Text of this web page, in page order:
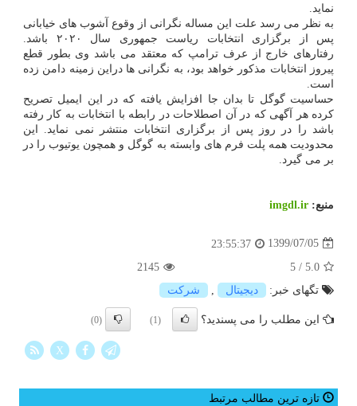
نماید.
به نظر می رسد علت این مساله نگرانی از وقوع آشوب های خیابانی
پس از برگزاری انتخابات ریاست جمهوری سال ۲۰۲۰ باشد.
رفتارهای خارج از عرف ترامپ که معتقد می باشد وی بطور قطع
پیروز انتخابات مذکور خواهد بود، به نگرانی ها دراین زمینه دامن زده
است.
حساسیت گوگل تا بدان جا افزایش یافته که در این ایمیل تصریح
کرده هر آگهی که در آن اصطلاحات در رابطه با انتخابات به کار رفته
باشد را در روز پس از برگزاری انتخابات منتشر نمی نماید. این
محدودیت همه پلت فرم های وابسته به گوگل و همچون یوتیوب را در
بر می گیرد.
منبع: imgdl.ir
1399/07/05
23:55:37
5.0
/
5
2145
تگهای خبر:
دیجیتال , شركت
این مطلب را می پسندید؟ (1)
(0)
X
تازه ترین مطالب مرتبط